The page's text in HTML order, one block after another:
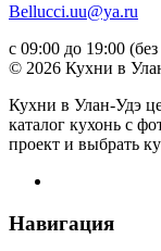
Bellucci.uu@ya.ru
с 09:00 до 19:00
© 2026 Кухни в
Кухни в Улан-Удэ
каталог кухонь с
проект и выбрать
Навигация